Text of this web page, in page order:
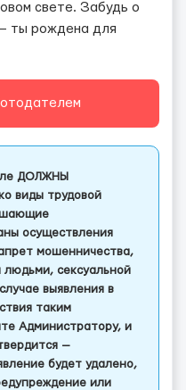
свете. Забудь о
ты рождена для
ДОЛЖНЫ
виды трудовой
осуществления
мошенничества,
сексуальной
выявления в
таким
Администратору, и
—
будет удалено,
или